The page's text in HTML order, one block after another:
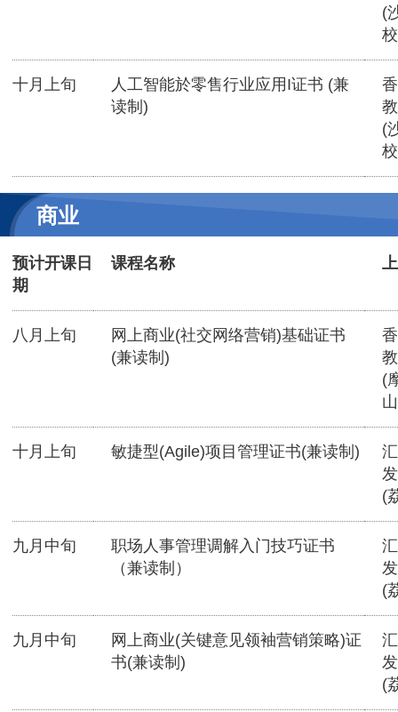
(
十月上旬
人工智能於零售行业应用I证书 (兼
读制)
(
商业
预计开课日
期
课程名称
八月上旬
网上商业(社交网络营销)基础证书
(兼读制)
(
十月上旬 敏捷型(Agile)项目管理证书(兼读制)
(
九月中旬
职场人事管理调解入门技巧证书
（兼读制）
(
九月中旬
网上商业(关键意见领袖营销策略)证
书(兼读制)
(